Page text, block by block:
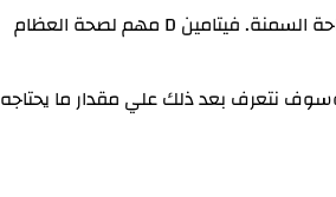
كما يمكن أن يحدث نقص في فيتامين D بسبب انخفاض امتصاصه من الأمعاء بعد جراحة السمنة. فيتامين D مهم لصحة العظام
نتعرف بعد ذلك علي مقدار ما يحتاجه